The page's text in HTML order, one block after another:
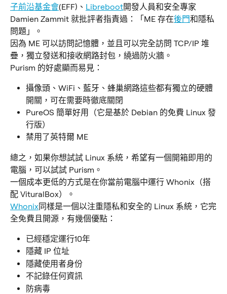
子前沿基金會(EFF)、 Libreboot開發人員和安全專家
Damien Zammit 就批評者指責過：「ME 存在後門和隱私
問題」。
因為 ME 可以訪問記憶體，並且可以完全訪問 TCP/IP 堆
疊，獨立發送和接收網路封包，繞過防火牆。
Purism 的好處顯而易見：
攝像頭、WiFi、藍牙、蜂巢網路這些都有獨立的硬體
開關，可在需要時徹底關閉
PureOS 簡單好用（它是基於 Debian 的免費 Linux 發
行版）
禁用了英特爾 ME
總之，如果你想試試 Linux 系統，希望有一個開箱即用的
電腦，可以試試 Purism。
一個成本更低的方式是在你當前電腦中運行 Whonix（搭
配 VituralBox）。
Whonix同樣是一個以注重隱私和安全的 Linux 系統，它完
全免費且開源，有幾個優點：
已經穩定運行10年
隱藏 IP 位址
隱藏使用者身份
不記錄任何資訊
防病毒